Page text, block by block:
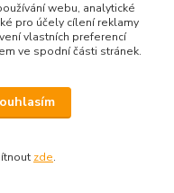
webu, analytické
pro účely cílení reklamy
vlastních preferencí
ve spodní části stránek.
zde.